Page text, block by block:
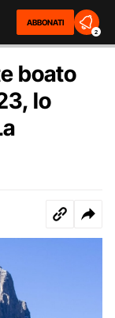
ABBONATI
2
boato
lo